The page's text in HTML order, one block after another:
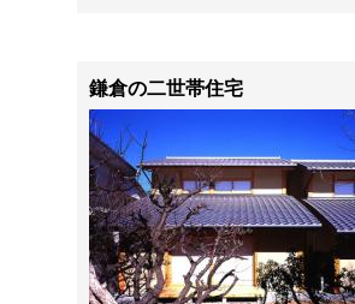
鎌倉の二世帯住宅